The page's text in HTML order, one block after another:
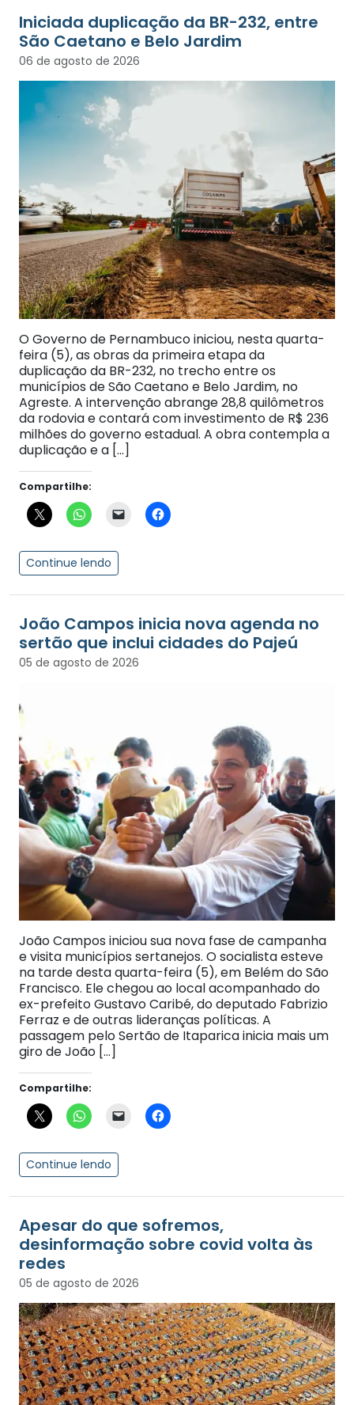
Iniciada duplicação da BR-232, entre
São Caetano e Belo Jardim
06 de agosto de 2026
O Governo de Pernambuco iniciou, nesta quarta-
feira (5), as obras da primeira etapa da
duplicação da BR-232, no trecho entre os
municípios de São Caetano e Belo Jardim, no
Agreste. A intervenção abrange 28,8 quilômetros
da rodovia e contará com investimento de R$ 236
milhões do governo estadual. A obra contempla a
duplicação e a […]
Compartilhe:
Continue lendo
João Campos inicia nova agenda no
sertão que inclui cidades do Pajeú
05 de agosto de 2026
João Campos iniciou sua nova fase de campanha
e visita municípios sertanejos. O socialista esteve
na tarde desta quarta-feira (5), em Belém do São
Francisco. Ele chegou ao local acompanhado do
ex-prefeito Gustavo Caribé, do deputado Fabrizio
Ferraz e de outras lideranças políticas. A
passagem pelo Sertão de Itaparica inicia mais um
giro de João […]
Compartilhe:
Continue lendo
Apesar do que sofremos,
desinformação sobre covid volta às
redes
05 de agosto de 2026